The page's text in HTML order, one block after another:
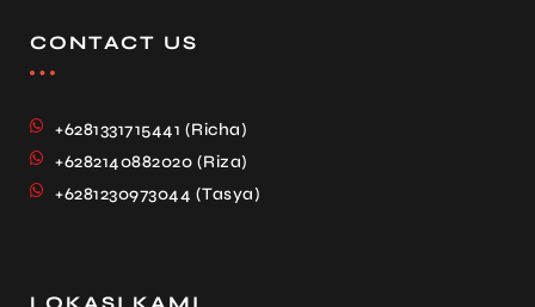
CONTACT US
+6281331715441 (Richa)
+6282140882020 (Riza)
+6281230973044 (Tasya)